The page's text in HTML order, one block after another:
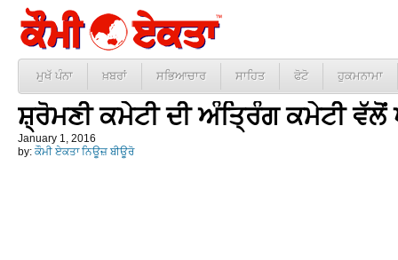
ਮੁਖੱ ਪੰਨਾ ਖ਼ਬਰਾਂ ਸਭਿਆਚਾਰ ਸਾਹਿਤ ਫੋਟੋ ਹੁਕਮਨਾਮਾ
ਸ਼੍ਰੋਮਣੀ ਕਮੇਟੀ ਦੀ ਅੰਤ੍ਰਿੰਗ ਕਮੇਟੀ
January 1, 2016
by: ਕੌਮੀ ਏਕਤਾ ਨਿਊਜ਼ ਬੀਊਰੋ